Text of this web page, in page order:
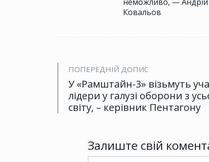
Ковальов
ПОПЕРЕДНІЙ ДОПИС
У «Рамштайн-3» візьмуть
лідери у галузі оборони з
світу, – керівник Пентагону
Залиште свій